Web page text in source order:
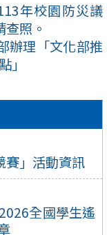
賽」活動資訊
全國學生遙
年校園防災議
照。
辦理「文化部推
」